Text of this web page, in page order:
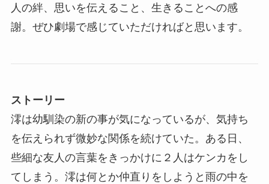
人の絆、思いを伝えること、生きることへの感
謝。ぜひ劇場で感じていただければと思います。
ストーリー
澪は幼馴染の新の事が気になっているが、気持ち
を伝えられず微妙な関係を続けていた。ある日、
些細な友人の言葉をきっかけに２人はケンカをし
てしまう。澪は何とか仲直りをしようと雨の中を